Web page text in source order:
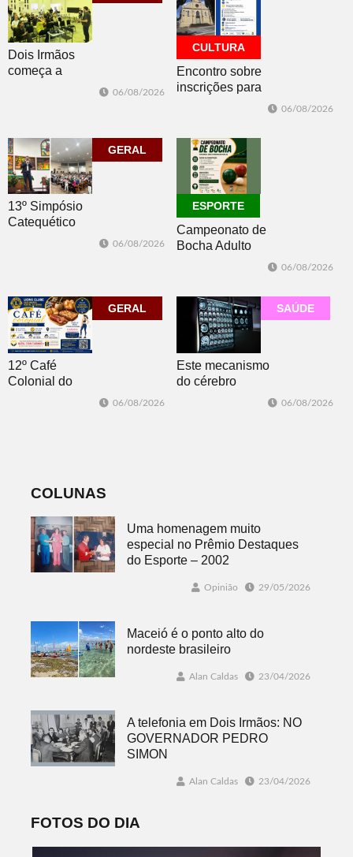
Dois Irmãos
começa a
06/08/2026
CULTURA
Encontro sobre
inscrições para
06/08/2026
GERAL
13º Simpósio
Catequético
06/08/2026
ESPORTE
Campeonato de
Bocha Adulto
abertas
06/08/2026
GERAL
12º Café
Colonial do
06/08/2026
SAÚDE
Este mecanismo
do cérebro
06/08/2026
COLUNAS
Uma homenagem muito
especial no Prêmio Destaques
do Esporte – 2002
Opinião 29/05/2026
Maceió é o ponto alto do
nordeste brasileiro
Alan Caldas 23/04/2026
A telefonia em Dois Irmãos: NO
GOVERNADOR PEDRO
SIMON
Alan Caldas 23/04/2026
FOTOS DO DIA